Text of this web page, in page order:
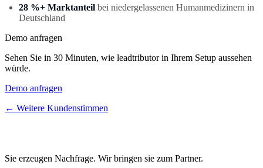
28 %+ Marktanteil bei niedergelassenen Humanmedizinern in
Deutschland
Demo anfragen
Sehen Sie in 30 Minuten, wie leadtributor in Ihrem Setup aussehen
würde.
Demo anfragen
← Weitere Kundenstimmen
Sie erzeugen Nachfrage. Wir bringen sie zum Partner.